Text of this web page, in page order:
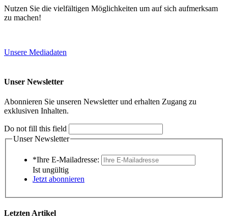
Nutzen Sie die vielfältigen Möglichkeiten um auf sich aufmerksam
zu machen!
Unsere Mediadaten
Unser Newsletter
Abonnieren Sie unseren Newsletter und erhalten Zugang zu
exklusiven Inhalten.
Do not fill this field
Unser Newsletter
*Ihre E-Mailadresse:
Ist ungültig
Jetzt abonnieren
Letzten Artikel